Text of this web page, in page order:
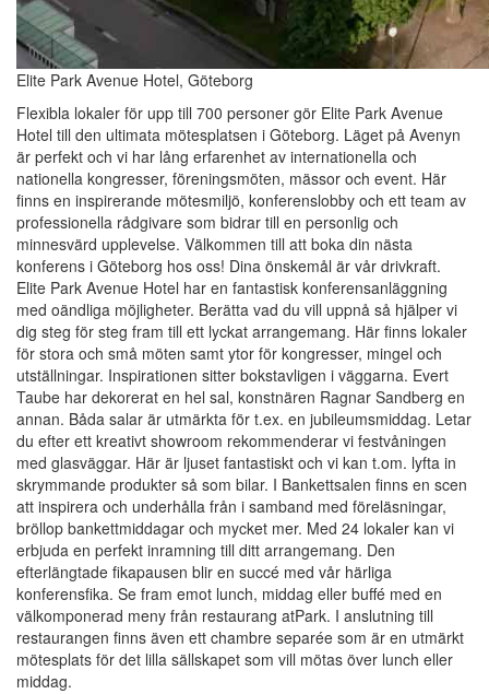
Elite Park Avenue Hotel, Göteborg
Flexibla lokaler för upp till 700 personer gör Elite Park Avenue
Hotel till den ultimata mötesplatsen i Göteborg. Läget på Avenyn
är perfekt och vi har lång erfarenhet av internationella och
nationella kongresser, föreningsmöten, mässor och event. Här
finns en inspirerande mötesmiljö, konferenslobby och ett team av
professionella rådgivare som bidrar till en personlig och
minnesvärd upplevelse. Välkommen till att boka din nästa
konferens i Göteborg hos oss! Dina önskemål är vår drivkraft.
Elite Park Avenue Hotel har en fantastisk konferensanläggning
med oändliga möjligheter. Berätta vad du vill uppnå så hjälper vi
dig steg för steg fram till ett lyckat arrangemang. Här finns lokaler
för stora och små möten samt ytor för kongresser, mingel och
utställningar. Inspirationen sitter bokstavligen i väggarna. Evert
Taube har dekorerat en hel sal, konstnären Ragnar Sandberg en
annan. Båda salar är utmärkta för t.ex. en jubileumsmiddag. Letar
du efter ett kreativt showroom rekommenderar vi festvåningen
med glasväggar. Här är ljuset fantastiskt och vi kan t.om. lyfta in
skrymmande produkter så som bilar. I Bankettsalen finns en scen
att inspirera och underhålla från i samband med föreläsningar,
bröllop bankettmiddagar och mycket mer. Med 24 lokaler kan vi
erbjuda en perfekt inramning till ditt arrangemang. Den
efterlängtade fikapausen blir en succé med vår härliga
konferensfika. Se fram emot lunch, middag eller buffé med en
välkomponerad meny från restaurang atPark. I anslutning till
restaurangen finns även ett chambre separée som är en utmärkt
mötesplats för det lilla sällskapet som vill mötas över lunch eller
middag.